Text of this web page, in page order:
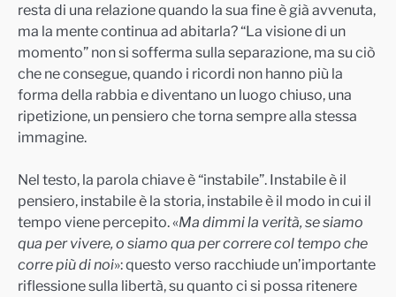
resta di una relazione quando la sua fine è già avvenuta,
ma la mente continua ad abitarla? “La visione di un
momento” non si sofferma sulla separazione, ma su ciò
che ne consegue, quando i ricordi non hanno più la
forma della rabbia e diventano un luogo chiuso, una
ripetizione, un pensiero che torna sempre alla stessa
immagine.
Nel testo, la parola chiave è “instabile”. Instabile è il
pensiero, instabile è la storia, instabile è il modo in cui il
tempo viene percepito. «Ma dimmi la verità, se siamo
qua per vivere, o siamo qua per correre col tempo che
corre più di noi»: questo verso racchiude un’importante
riflessione sulla libertà, su quanto ci si possa ritenere